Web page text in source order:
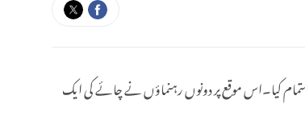
کیا۔اس موقع پر دونوں رہنماؤں نے چائے کی ایک